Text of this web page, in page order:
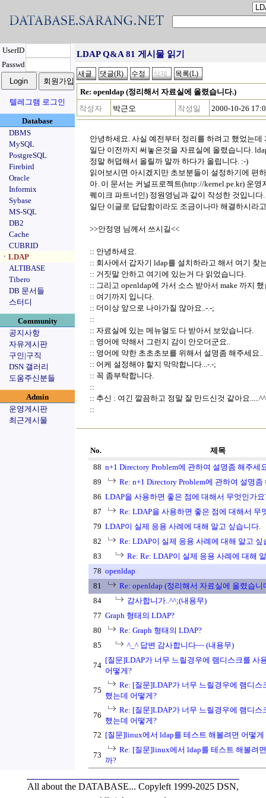
UserID
Passwd
텔레그램 로그인
Database
DBMS
MySQL
PostgreSQL
Firebird
Oracle
Informix
Sybase
MS-SQL
DB2
Cache
CUBRID
ㆍLDAP
ALTIBASE
Tibero
DB 문서들
스터디
Community
공지사항
자유게시판
구인|구직
DSN 갤러리
도움주신분들
Admin
운영게시판
최근게시물
LDAP Q&A 81 게시물 읽기
Re: openldap (정리해서 자료실에 올렸습니다.)
작성자
박근오 작성일 2000-10-26
안녕하세요. 사실 예전부터 정리를 하려고 했었는데
일단 이전까지 써놓은것을 자료실에 올렸습니다.
정말 허덥해서 올릴까 말까 하다가 올립니다. :-)
읽어보시면 아시겠지만 초보분들이 설정하기에 편
아. 이 문서는 커널프로젝트(http://kernel.pe.kr) 운영
퀘이크 파트너인) 정원영님과 같이 작성한 것입니다.
일단 이글로 답답함이라도 조금이나마 해결하시라
>>안정영 님께서 쓰시길<<
:: 안녕하세요.
:: 회사에서 갑자기 ldap를 설치하라고 해서 여기 찾
:: 거짓말 안하고 여기에 있는거 다 읽었습니다.
:: 그리고 openldap에 가서 소스 받아서 make 까지
:: 여기까지 입니다.
:: 더이상 앞으로 나아가질 않아요..-.-;
::
:: 자료실에 있는 메뉴얼도 다 받아서 보았습니다.
:: 영어에 약해서 그런지 감이 안오더군요..
:: 영어에 약한 초초초보를 위해서 설명좀 해주세요..
:: 어케 설정해야 할지 막막합니다...-.-;
:: 꼭 좀부탁합니다.
::
:: 추신 : 여긴 깔끔하고 정말 잘 만드신것 같아요
::
No.
제목
88 n+1 Directory Problem에 관하여 설명좀 해주세
89
Re: n+1 Directory Problem에 관하여 설명좀
86 LDAP을 사용하면 좋은 점에 대해서 무엇인가요
87
Re: LDAP을 사용하면 좋은 점에 대해서 무
79 LDAP이 실제 응용 사례에 대해 알고 싶습니다.
82
Re: LDAP이 실제 응용 사례에 대해 알고 싶
83
Re: Re: LDAP이 실제 응용 사례에 대해
78 openldap
81
Re: openldap (정리해서 자료실에 올렸습니
84
감사합니가..^^;(내용무)
77 Graph 형태의 LDAP?
80
Re: Graph 형태의 LDAP?
85
^_^ 답변 감사합니다~~ (내용무)
74
[질문]LDAP가 너무 느릴경우에 램디스크를 사
어떻게?
75
Re: [질문]LDAP가 너무 느릴경우에 램디스
했는데 어떻게?
76
Re: [질문]LDAP가 너무 느릴경우에 램디스
했는데 어떻게?
72 [질문]linux에서 ldap를 테스트 해볼려면 어떻게
73
Re: [질문]linux에서 ldap를 테스트 해볼려
까?
All about the DATABASE... Copyleft 1999-2025 DSN,